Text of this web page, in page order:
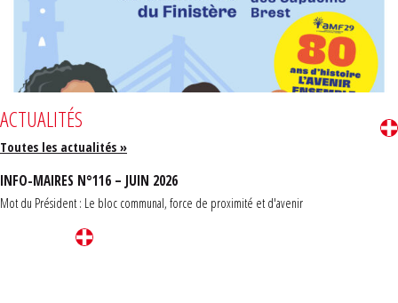
ACTUALITÉS
Toutes les actualités »
INFO-MAIRES N°116 – JUIN 2026
Mot du Président : Le bloc communal, force de proximité et d'avenir